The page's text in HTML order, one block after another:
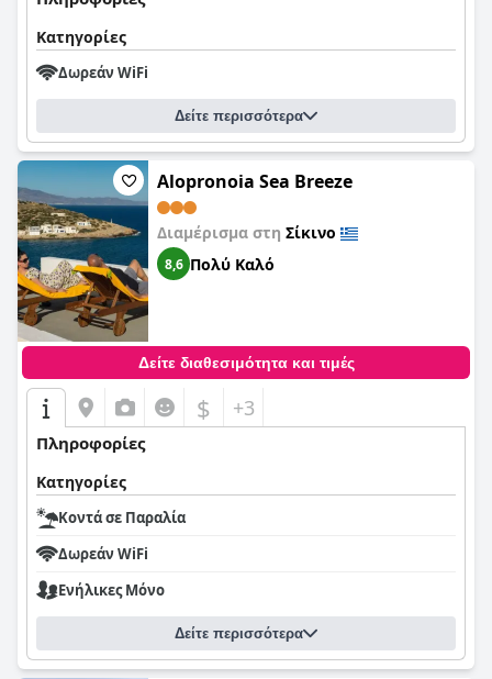
Κατηγορίες
Δωρεάν WiFi
Δείτε περισσότερα
Alopronoia Sea Breeze
Διαμέρισμα στη Σίκινο
8,6 Πολύ Καλό
Δείτε διαθεσιμότητα και τιμές
$ +3
Πληροφορίες
Κατηγορίες
Κοντά σε Παραλία
Δωρεάν WiFi
Ενήλικες Μόνο
Δείτε περισσότερα